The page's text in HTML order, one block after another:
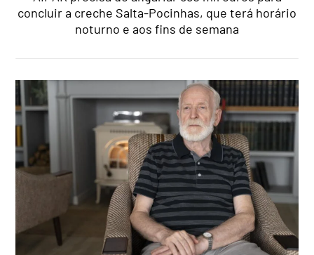
concluir a creche Salta-Pocinhas, que terá horário
noturno e aos fins de semana